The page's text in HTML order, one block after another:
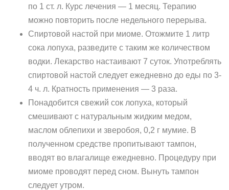
по 1 ст. л. Курс лечения — 1 месяц. Терапию
можно повторить после недельного перерыва.
Спиртовой настой при миоме. Отожмите 1 литр
сока лопуха, разведите с таким же количеством
водки. Лекарство настаивают 7 суток. Употреблять
спиртовой настой следует ежедневно до еды по 3-
4 ч. л. Кратность применения — 3 раза.
Понадобится свежий сок лопуха, который
смешивают с натуральным жидким медом,
маслом облепихи и зверобоя, 0,2 г мумие. В
полученном средстве пропитывают тампон,
вводят во влагалище ежедневно. Процедуру при
миоме проводят перед сном. Вынуть тампон
следует утром.